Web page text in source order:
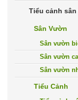
Tiểu cảnh
Sân Vườn
Sân vườn
Sân vườn
Sân vườn
Tiểu Cảnh